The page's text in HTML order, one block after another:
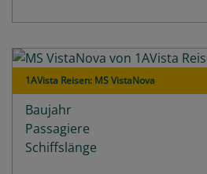
1AVista Reisen: MS VistaNova
Baujahr
Passagiere
Schiffslänge